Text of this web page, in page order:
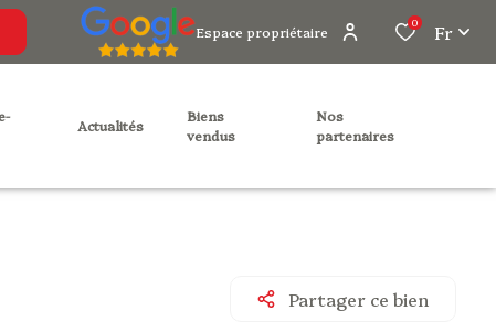
Espace propriétaire 0 Fr
actualités
biens
vendus
nos
partenaires
Partager ce bien